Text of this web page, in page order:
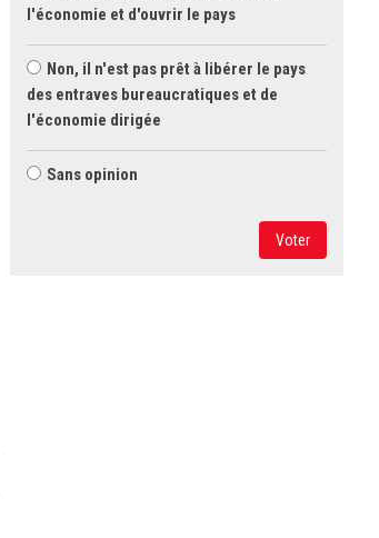
l'économie et d'ouvrir le pays
Non, il n'est pas prêt à libérer le pays
des entraves bureaucratiques et de
l'économie dirigée
Sans opinion
Voter